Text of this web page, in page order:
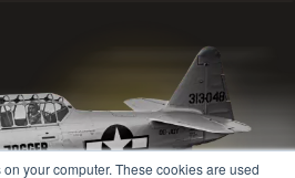
your computer. These cookies are used